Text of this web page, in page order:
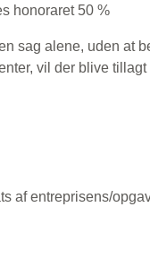
honoraret 50 %
sag alene, uden at
vil der blive tillagt
af entreprisens/